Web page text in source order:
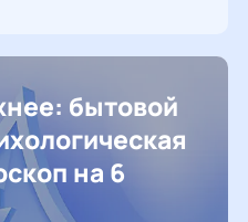
бытовой
на 6